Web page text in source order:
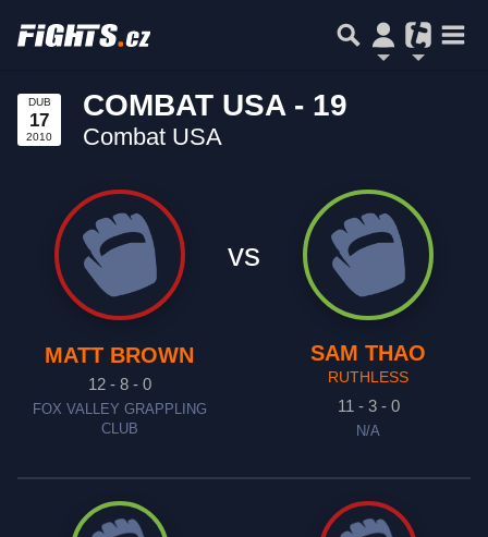
DUB
17
2010
COMBAT USA - 19
Combat USA
MATT BROWN
12 - 8 - 0
FOX VALLEY GRAPPLING
CLUB
vs
SAM THAO
RUTHLESS
11 - 3 - 0
N/A